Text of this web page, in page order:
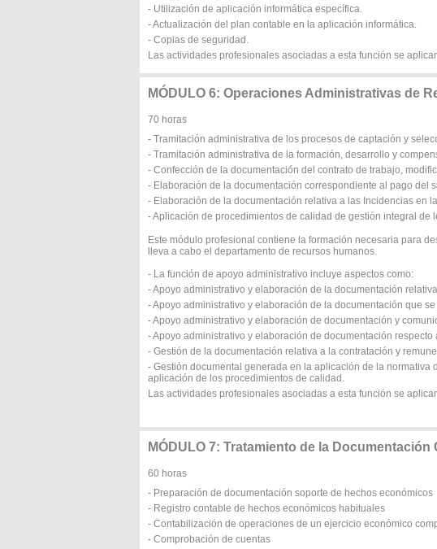
- Utilización de aplicación informática específica.
- Actualización del plan contable en la aplicación informática.
- Copias de seguridad.
Las actividades profesionales asociadas a esta función se
MÓDULO 6: Operaciones Administrativas de
70 horas
- Tramitación administrativa de los procesos de captación y
- Tramitación administrativa de la formación, desarrollo y
- Confección de la documentación del contrato de trabajo,
- Elaboración de la documentación correspondiente al pago del
- Elaboración de la documentación relativa a las Incidencias en
- Aplicación de procedimientos de calidad de gestión integral de
Este módulo profesional contiene la formación necesaria para
lleva a cabo el departamento de recursos humanos.
- La función de apoyo administrativo incluye aspectos como:
- Apoyo administrativo y elaboración de la documentación
- Apoyo administrativo y elaboración de la documentación que
- Apoyo administrativo y elaboración de documentación y
- Apoyo administrativo y elaboración de documentación
- Gestión de la documentación relativa a la contratación y
- Gestión documental generada en la aplicación de la
aplicación de los procedimientos de calidad.
Las actividades profesionales asociadas a esta función se
MÓDULO 7: Tratamiento de la Documentación
60 horas
- Preparación de documentación soporte de hechos económicos
- Registro contable de hechos económicos habituales
- Contabilización de operaciones de un ejercicio económico
- Comprobación de cuentas